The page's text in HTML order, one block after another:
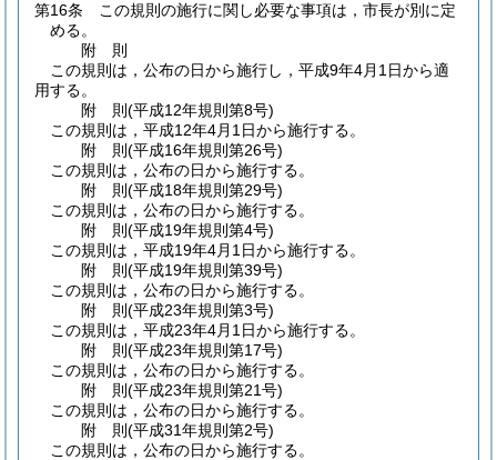
第16条
この規則の施行に関し必要な事項は，市長が別に定
める。
附 則
この規則は，公布の日から施行し，平成9年4月1日から適
用する。
附 則(平成12年規則第8号)
この規則は，平成12年4月1日から施行する。
附 則(平成16年規則第26号)
この規則は，公布の日から施行する。
附 則(平成18年規則第29号)
この規則は，公布の日から施行する。
附 則(平成19年規則第4号)
この規則は，平成19年4月1日から施行する。
附 則(平成19年規則第39号)
この規則は，公布の日から施行する。
附 則(平成23年規則第3号)
この規則は，平成23年4月1日から施行する。
附 則(平成23年規則第17号)
この規則は，公布の日から施行する。
附 則(平成23年規則第21号)
この規則は，公布の日から施行する。
附 則(平成31年規則第2号)
この規則は，公布の日から施行する。